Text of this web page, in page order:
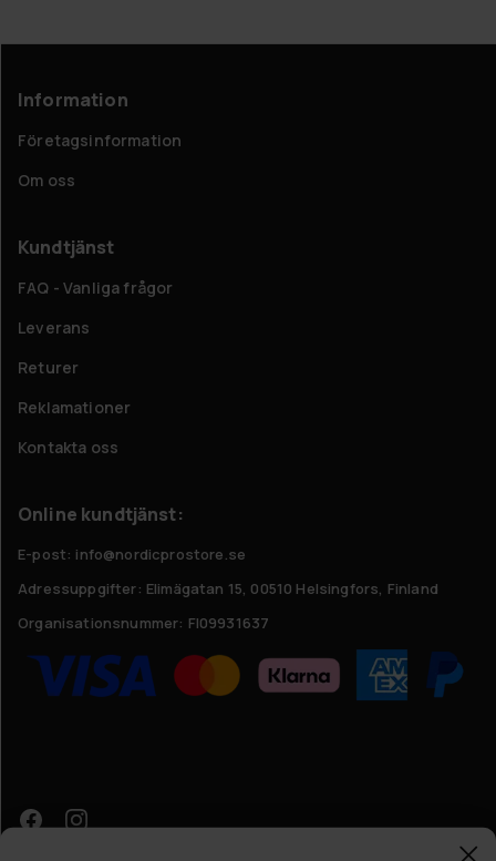
Information
Företagsinformation
Om oss
Kundtjänst
FAQ - Vanliga frågor
Leverans
Returer
Reklamationer
Kontakta oss
Online kundtjänst:
E-post: info@nordicprostore.se
Adressuppgifter: Elimägatan 15, 00510 Helsingfors, Finland
Organisationsnummer: FI09931637